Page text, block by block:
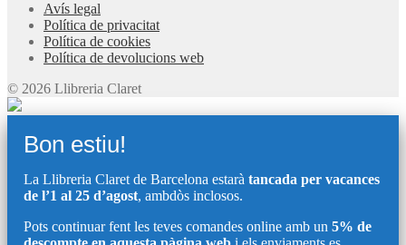
Avís legal
Política de privacitat
Política de cookies
Política de devolucions web
© 2026 Llibreria Claret
Bon estiu!
La Llibreria Claret de Barcelona estarà tancada per vacances
de l’1 al 25 d’agost, ambdòs inclosos.
Pots continuar fent les teves comandes online amb un 5% de